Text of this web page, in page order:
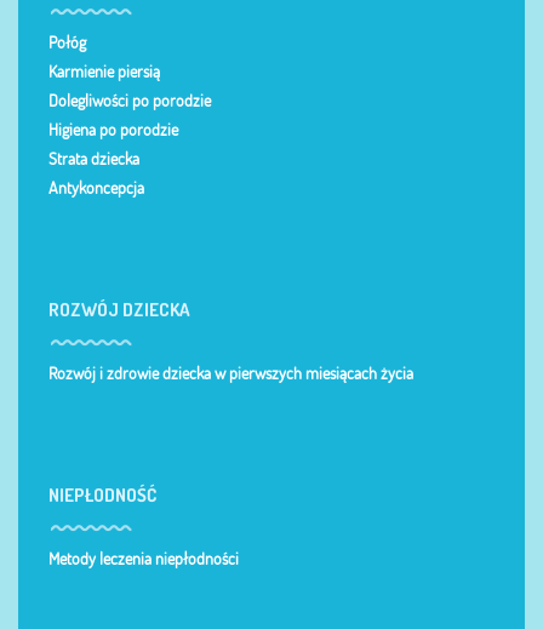
Połóg
Karmienie piersią
Dolegliwości po porodzie
Higiena po porodzie
Strata dziecka
Antykoncepcja
ROZWÓJ DZIECKA
Rozwój i zdrowie dziecka w pierwszych miesiącach życia
NIEPŁODNOŚĆ
Metody leczenia niepłodności